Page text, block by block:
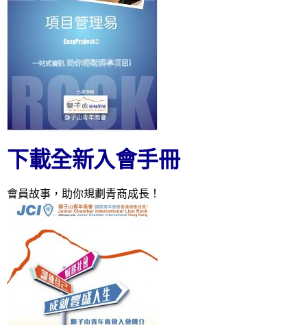
下載全新入會手冊
會員故事，助你規劃青商成長！